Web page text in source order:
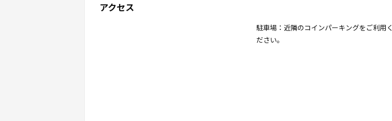
アクセス
駐車場：近隣のコインパーキングをご利用く
ださい。